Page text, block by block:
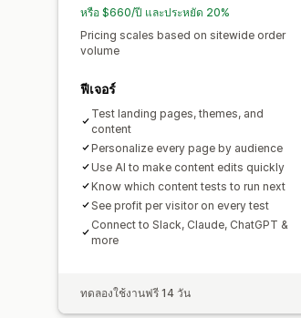
หรือ $660/ปี และประหยัด 20%
Pricing scales based on sitewide order
volume
ฟีเจอร์
Test landing pages, themes, and
content
Personalize every page by audience
Use AI to make content edits quickly
Know which content tests to run next
See profit per visitor on every test
Connect to Slack, Claude, ChatGPT &
more
ทดลองใช้งานฟรี 14 วัน